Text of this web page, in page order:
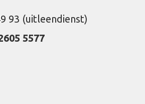
93 (uitleendienst)
5577